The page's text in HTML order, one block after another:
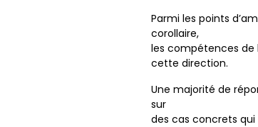
Parmi les points
corollaire,
les compétences de
cette direction.
Une majorité de
sur
des cas concrets